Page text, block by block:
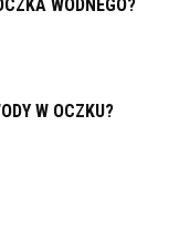
WODNEGO?
W OCZKU?